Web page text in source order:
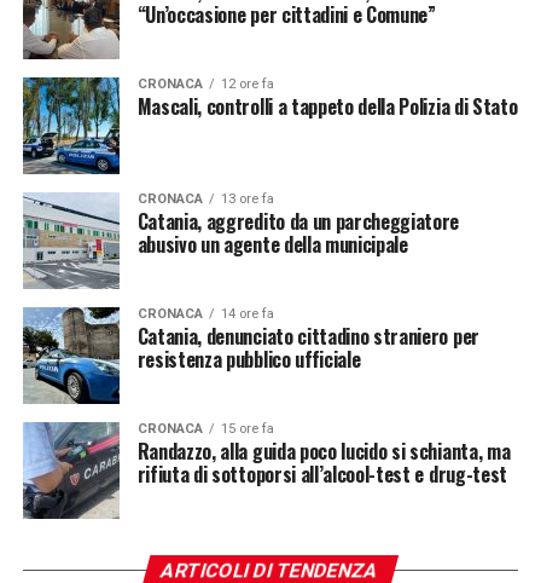
“Un’occasione per cittadini e Comune”
CRONACA 12 ore fa
Mascali, controlli a tappeto della Polizia di Stato
CRONACA 13 ore fa
Catania, aggredito da un parcheggiatore
abusivo un agente della municipale
CRONACA 14 ore fa
Catania, denunciato cittadino straniero per
resistenza pubblico ufficiale
CRONACA 15 ore fa
Randazzo, alla guida poco lucido si schianta, ma
rifiuta di sottoporsi all’alcool-test e drug-test
ARTICOLI DI TENDENZA